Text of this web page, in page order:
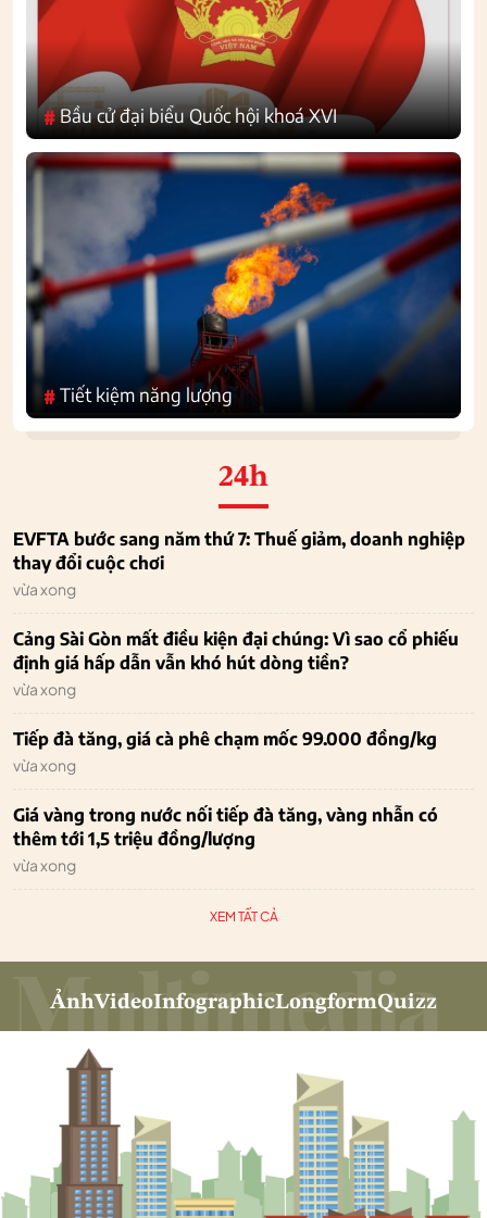
#Bầu cử đại biểu Quốc hội khoá XVI
#Tiết kiệm năng lượng
24h
EVFTA bước sang năm thứ 7: Thuế giảm, doanh nghiệp
thay đổi cuộc chơi
vừa xong
Cảng Sài Gòn mất điều kiện đại chúng: Vì sao cổ phiếu
định giá hấp dẫn vẫn khó hút dòng tiền?
vừa xong
Tiếp đà tăng, giá cà phê chạm mốc 99.000 đồng/kg
vừa xong
Giá vàng trong nước nối tiếp đà tăng, vàng nhẫn có
thêm tới 1,5 triệu đồng/lượng
vừa xong
XEM TẤT CẢ
ẢnhVideoInfographicLongformQuizz